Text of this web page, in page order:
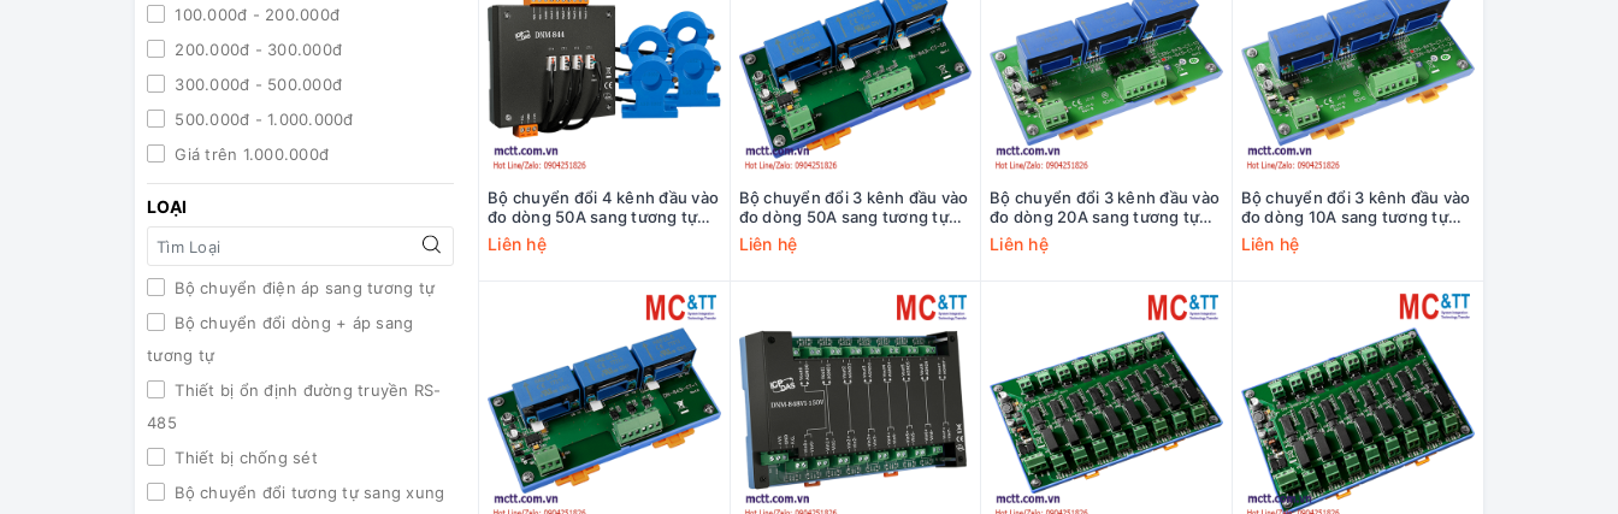
100.000đ - 200.000đ
200.000đ - 300.000đ
300.000đ - 500.000đ
500.000đ - 1.000.000đ
Giá trên 1.000.000đ
LOẠI
Bộ chuyển điện áp sang tương tự
Bộ chuyển đổi dòng + áp sang
tương tự
Thiết bị ổn định đường truyền RS-
485
Thiết bị chống sét
Bộ chuyển đổi tương tự sang xung
Bộ chuyển đổi 4 kênh đầu vào
đo dòng 50A sang tương tự
ICP DAS DNM-844-50A CR
Liên hệ
Bộ chuyển đổi 3 kênh đầu vào
đo dòng 50A sang tương tự
ICP DAS DN-843I-CT-50 CR
Liên hệ
Bộ chuyển đổi 3 kênh đầu vào
đo dòng 20A sang tương tự
ICP DAS DN-843I-CT-20 CR
Liên hệ
Bộ chuyển đổi 3 kênh đầu vào
đo dòng 10A sang tương tự
ICP DAS DN-843I-CT-10 CR
Liên hệ